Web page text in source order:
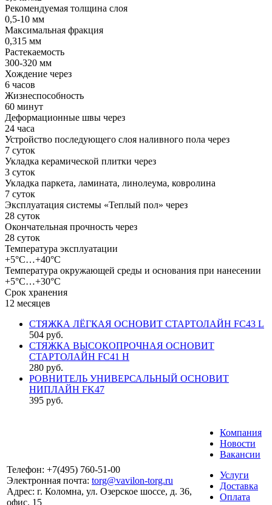
Рекомендуемая толщина слоя
0,5-10 мм
Максимальная фракция
0,315 мм
Растекаемость
300-320 мм
Хождение через
6 часов
Жизнеспособность
60 минут
Деформационные швы через
24 часа
Устройство последующего слоя наливного пола через
7 суток
Укладка керамической плитки через
3 суток
Укладка паркета, ламината, линолеума, ковролина
7 суток
Эксплуатация системы «Теплый пол» через
28 суток
Окончательная прочность через
28 суток
Температура эксплуатации
+5°С…+40°С
Температура окружающей среды и основания при нанесении
+5°С…+30°С
Срок хранения
12 месяцев
СТЯЖКА ЛЁГКАЯ ОСНОВИТ СТАРТОЛАЙН FC43 L
504 руб.
СТЯЖКА ВЫСОКОПРОЧНАЯ ОСНОВИТ
СТАРТОЛАЙН FC41 H
280 руб.
РОВНИТЕЛЬ УНИВЕРСАЛЬНЫЙ ОСНОВИТ
НИПЛАЙН FK47
395 руб.
Телефон: +7(495) 760-51-00
Электронная почта: torg@vavilon-torg.ru
Адрес: г. Коломна, ул. Озерское шоссе, д. 36,
офис. 15
Компания
Новости
Вакансии
Услуги
Доставка
Оплата